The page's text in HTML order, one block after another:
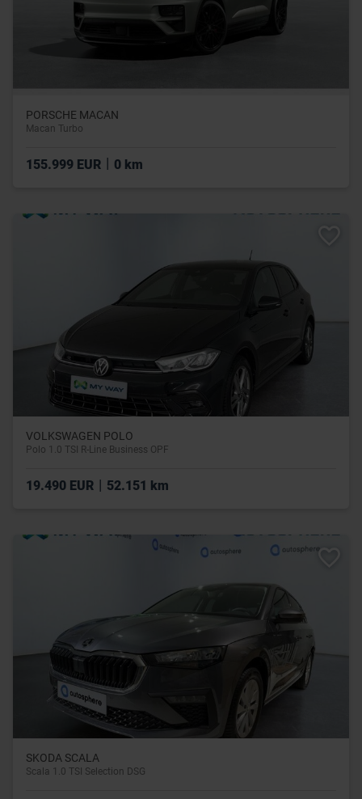
PORSCHE MACAN
Macan Turbo
155.999 EUR 0 km
VOLKSWAGEN POLO
Polo 1.0 TSI R-Line Business OPF
19.490 EUR | 52.151 km
SKODA SCALA
Scala 1.0 TSI Selection DSG